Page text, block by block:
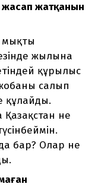
жасап жатқанын
мықты
жылына
құрылыс
салып
құлайды.
Қазақстан не
бар? Олар не